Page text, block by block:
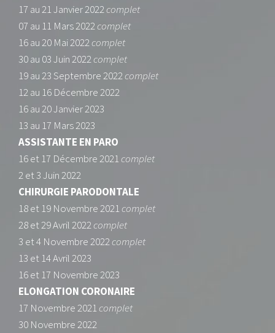
17 au 21 Janvier 2022complet
07 au 11 Mars 2022complet
16 au 20 Mai 2022complet
30 au 03 Juin 2022complet
19 au 23 Septembre 2022complet
12 au 16 Décembre 2022
16 au 20 Janvier 2023
13 au 17 Mars 2023
ASSISTANTE EN PARO
16 et 17 Décembre 2021complet
2 et 3 Juin 2022
CHIRURGIE PARODONTALE
18 et 19 Novembre 2021complet
28 et 29 Avril 2022complet
3 et 4 Novembre 2022complet
13 et 14 Avril 2023
16 et 17 Novembre 2023
ELONGATION CORONAIRE
17 Novembre 2021complet
30 Novembre 2022